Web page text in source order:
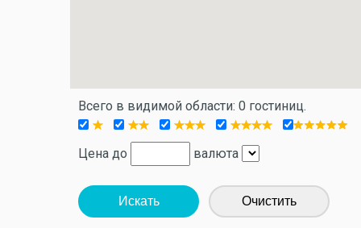
Всего в видимой области: 0 гостиниц.
Цена до валюта
Искать Очистить